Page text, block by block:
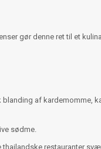
gør denne ret til et
af kardemomme,
sødme.
restauranter